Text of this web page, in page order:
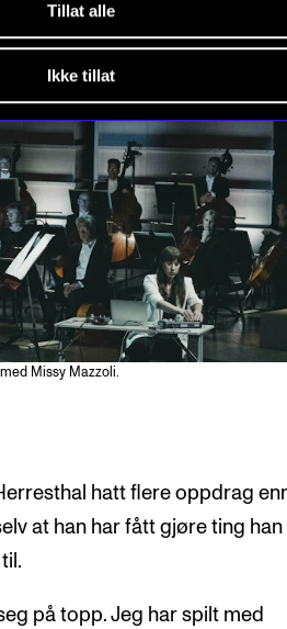
Tillat alle
Ikke tillat
Missy Mazzoli.
hatt flere oppdrag
at han har fått gjøre ting
på topp. Jeg har spilt med